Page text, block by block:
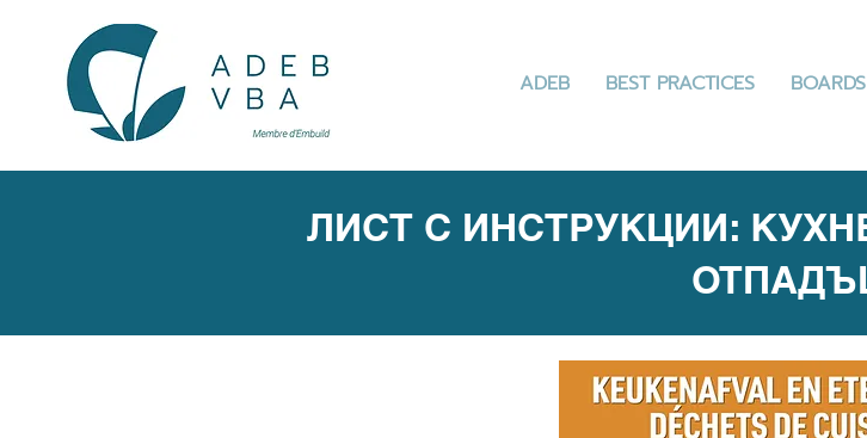
ADEB BEST PRACTICES BOARDS
ЛИСТ С ИНСТРУКЦИИ: